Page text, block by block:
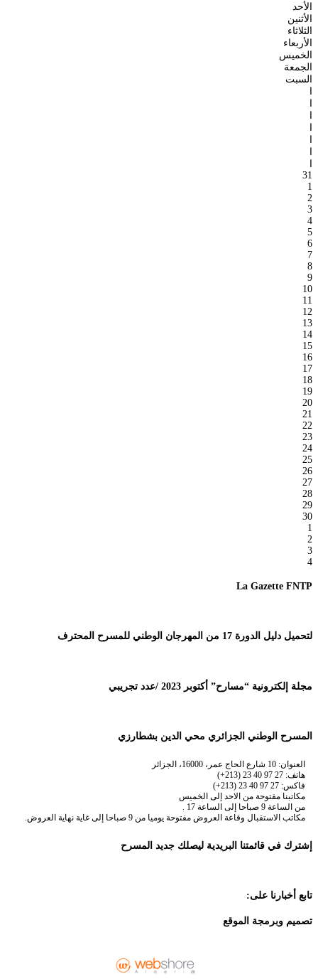
الأحد
الأثنين
الثلاثاء
الأربعاء
الخميس
الجمعة
السبت
ا
ا
ا
ا
ا
ا
ا
31
1
2
3
4
5
6
7
8
9
10
11
12
13
14
15
16
17
18
19
20
21
22
23
24
25
26
27
28
29
30
1
2
3
4
La Gazette FNTP
لتحميل دليل الدورة 17 من المهرجان الوطني للمسرح المحترف
مجلة إلكترونية “مسارح” أكتوبر 2023 /عدد تجريبي
المسرح الوطني الجزائري محي الدين بشطارزي
العنوان: 10 شارع الحاج عمر، 16000، الجزائر
هاتف: 27 97 40 23 (213+)
فاكس: 27 97 40 23 (213+)
مكاتبنا مفتوحة من الاحد إلى الخميس
من الساعة 9 صباحا إلى الساعة 17 .
مكاتب الاستقبال وقاعة العروض مفتوحة يوميا من 9 صباحا إلى غاية نهاية العروض.
إشترك في قائمتنا البريدية ليصلك جديد المسرح
تابع أخبارنا على:
تصميم وبرمجة الموقع